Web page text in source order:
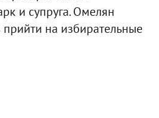
и супруга. Омелян
на избирательные